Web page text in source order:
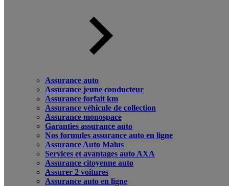
Assurance auto
Assurance jeune conducteur
Assurance forfait km
Assurance véhicule de collection
Assurance monospace
Garanties assurance auto
Nos formules assurance auto en ligne
Assurance Auto Malus
Services et avantages auto AXA
Assurance citoyenne auto
Assurer 2 voitures
Assurance auto en ligne